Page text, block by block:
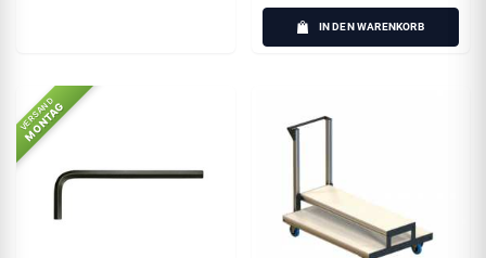
IN DEN WARENKORB
VERSAND
MONTAG